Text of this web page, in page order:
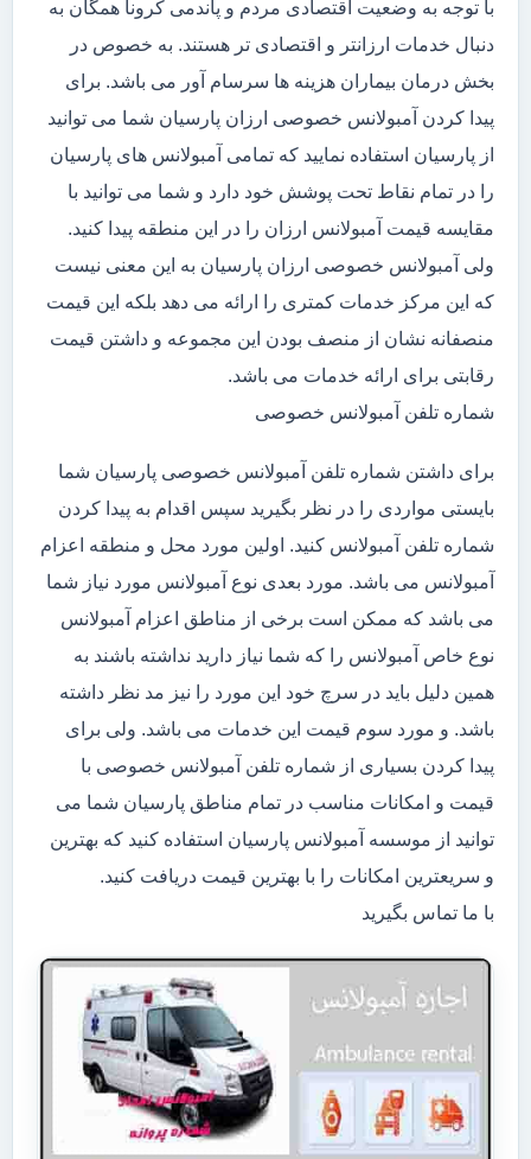
با توجه به وضعیت اقتصادی مردم و پاندمی کرونا همگان به
دنبال خدمات ارزانتر و اقتصادی تر هستند. به خصوص در
بخش درمان بیماران هزینه ها سرسام آور می باشد. برای
پیدا کردن آمبولانس خصوصی ارزان پارسیان شما می توانید
از پارسیان استفاده نمایید که تمامی آمبولانس های پارسیان
را در تمام نقاط تحت پوشش خود دارد و شما می توانید با
مقایسه قیمت آمبولانس ارزان را در این منطقه پیدا کنید.
ولی آمبولانس خصوصی ارزان پارسیان به این معنی نیست
که این مرکز خدمات کمتری را ارائه می دهد بلکه این قیمت
منصفانه نشان از منصف بودن این مجموعه و داشتن قیمت
رقابتی برای ارائه خدمات می باشد.
شماره تلفن آمبولانس خصوصی
برای داشتن شماره تلفن آمبولانس خصوصی پارسیان شما
بایستی مواردی را در نظر بگیرید سپس اقدام به پیدا کردن
شماره تلفن آمبولانس کنید. اولین مورد محل و منطقه اعزام
آمبولانس می باشد. مورد بعدی نوع آمبولانس مورد نیاز شما
می باشد که ممکن است برخی از مناطق اعزام آمبولانس
نوع خاص آمبولانس را که شما نیاز دارید نداشته باشند به
همین دلیل باید در سرچ خود این مورد را نیز مد نظر داشته
باشد. و مورد سوم قیمت این خدمات می باشد. ولی برای
پیدا کردن بسیاری از شماره تلفن آمبولانس خصوصی با
قیمت و امکانات مناسب در تمام مناطق پارسیان شما می
توانید از موسسه آمبولانس پارسیان استفاده کنید که بهترین
و سریعترین امکانات را با بهترین قیمت دریافت کنید.
با ما تماس بگیرید